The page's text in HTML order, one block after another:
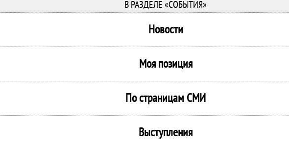
В РАЗДЕЛЕ «СОБЫТИЯ»
Новости
Моя позиция
По страницам СМИ
Выступления